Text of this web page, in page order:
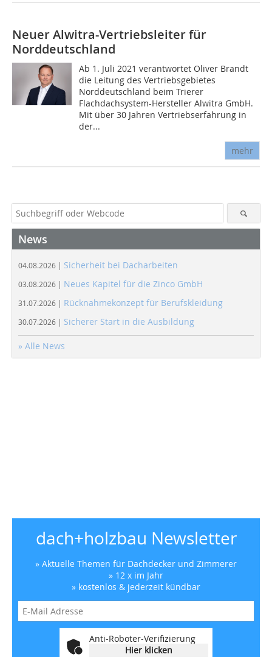
Neuer Alwitra-Vertriebsleiter für
Norddeutschland
Ab 1. Juli 2021 verantwortet Oliver Brandt
die Leitung des Vertriebsgebietes
Norddeutschland beim Trierer
Flachdachsystem-Hersteller Alwitra GmbH.
Mit über 30 Jahren Vertriebserfahrung in
der...
mehr
News
04.08.2026 | Sicherheit bei Dacharbeiten
03.08.2026 | Neues Kapitel für die Zinco GmbH
31.07.2026 | Rücknahmekonzept für Berufskleidung
30.07.2026 | Sicherer Start in die Ausbildung
» Alle News
dach+holzbau Newsletter
» Aktuelle Themen für Dachdecker und Zimmerer
» 12 x im Jahr
» kostenlos & jederzeit kündbar
Anti-Roboter-Verifizierung
Hier klicken